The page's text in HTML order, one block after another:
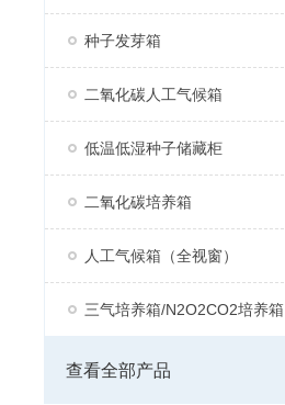
种子发芽箱
二氧化碳人工气候箱
低温低湿种子储藏柜
二氧化碳培养箱
人工气候箱（全视窗）
三气培养箱/N2O2CO2培养箱
查看全部产品